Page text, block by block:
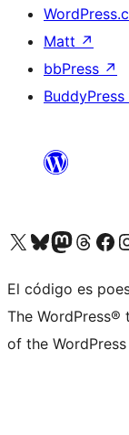
Matt ↗
bbPress ↗
BuddyPress
Visita nuestra cuenta de X (anteriormente Twitter)
Visita nuestra cuenta de Bluesky
Visita nuestra cuenta de
Visita nuestra
Visita
El código es
The
of the